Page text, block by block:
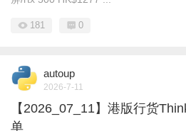
181 0
autoup
2026-7-11
【2026_07_11】港版行货
单